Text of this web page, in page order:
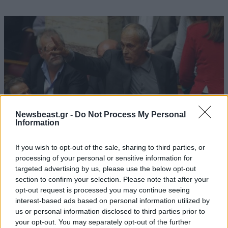
Newsbeast.gr - Do Not Process My Personal
Information
If you wish to opt-out of the sale, sharing to third parties, or
processing of your personal or sensitive information for
targeted advertising by us, please use the below opt-out
section to confirm your selection. Please note that after your
opt-out request is processed you may continue seeing
interest-based ads based on personal information utilized by
us or personal information disclosed to third parties prior to
your opt-out. You may separately opt-out of the further
12·09·2010 11:08
Τορπίλη Δημαρά σε ΠΑΣΟΚ και Ν.Δ.